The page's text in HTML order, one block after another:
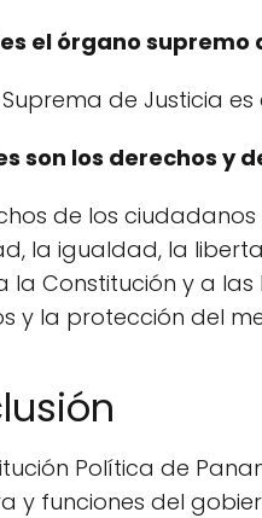
el órgano
de Justicia
son los derechos y
de los
la igualdad, la
la Constitución y a
y la protección del
Política de
y funciones del